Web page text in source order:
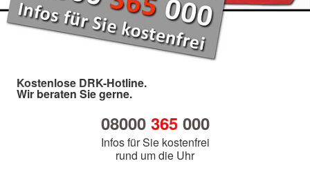
Kostenlose DRK-Hotline.
Wir beraten Sie gerne.
08000 365000
Infos für Sie kostenfrei
rund um die Uhr